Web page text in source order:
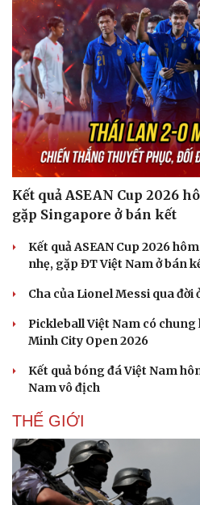
Kết quả ASEAN Cup 2026
gặp Singapore ở bán kết
Kết quả ASEAN Cup 2026
nhẹ, gặp ĐT Việt Nam ở bán
Cha của Lionel Messi qua đời
Pickleball Việt Nam có
Minh City Open 2026
Kết quả bóng đá Việt Nam
Nam vô địch
THẾ GIỚI